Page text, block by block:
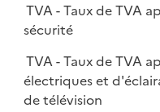
TVA - Taux de TVA
sécurité
TVA - Taux de TVA
électriques et
de télévision